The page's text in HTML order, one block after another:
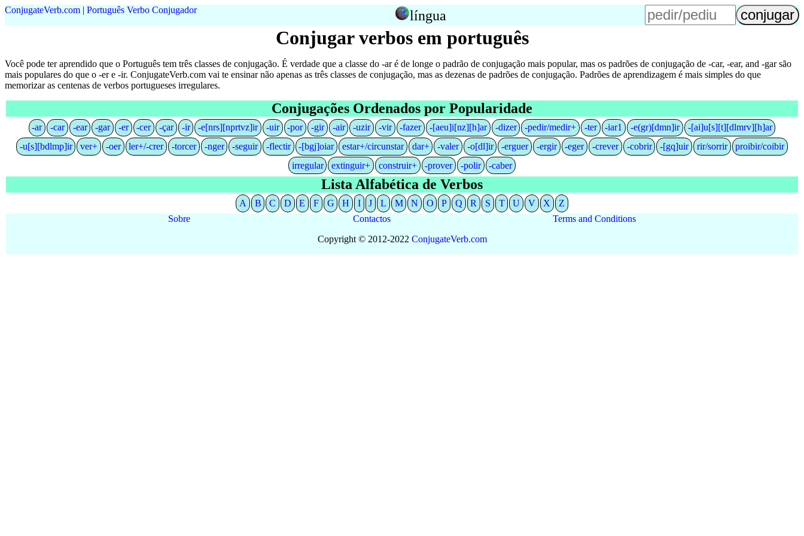
ConjugateVerb.com | Português Verbo Conjugador língua
Conjugar verbos em português
Você pode ter aprendido que o Português tem três classes de conjugação. É verdade que a classe do -ar é de longe o padrão de conjugação mais popular, mas os padrões de conjugação de -car, -ear, and -gar são
mais populares do que o -er e -ir. ConjugateVerb.com vai te ensinar não apenas as três classes de conjugação, mas as dezenas de padrões de conjugação. Padrões de aprendizagem é mais simples do que
memorizar as centenas de verbos portugueses irregulares.
Conjugações Ordenados por Popularidade
-ar -car -ear -gar -er -cer -çar -ir -e[nrs][nprtvz]ir -uir -por -gir -air -uzir -vir -fazer -[aeu]i[nz][h]ar -dizer -pedir/medir+ -ter -iar1 -e(gr)[dmn]ir
-[ai]u[s][t][dlmrv][h]ar
-u[s][bdlmp]ir
ver+ -oer ler+/-crer -torcer -nger -seguir -flectir -[bgj]oiar estar+/circunstar dar+ -valer -o[dl]ir -erguer -ergir -eger -crever -cobrir -[gq]uir rir/sorrir
proibir/coibir
irregular
extinguir+ construir+ -prover -polir -caber
Lista Alfabética de Verbos
A B C D E F G H I J L M N O P Q R S T U V X
Z
Sobre
Contactos
Terms and Conditions
Copyright © 2012-2022 ConjugateVerb.com